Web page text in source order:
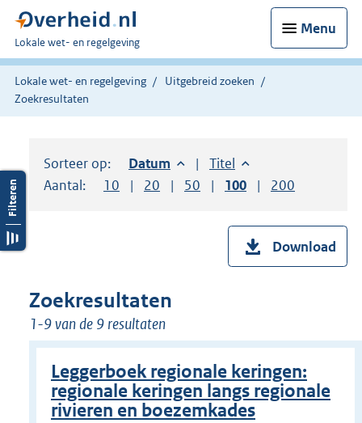
Menu
U
bent
hier:
Lokale wet- en regelgeving
Lokale wet- en regelgeving
Uitgebreid zoeken
Zoekresultaten
Sorteer op: Sorteer op:
Datum aflopendSorteer op:
Titel oplopend
Aantal:
Toon
10 resultaten per pagina
Toon
20 resultaten per pagina
Toon
50 resultaten per pagina
Toon
100 resultaten per
Toon
200
Download
Zoekresultaten
1-9 van de 9 resultaten
Leggerboek regionale keringen:
regionale keringen langs regionale
rivieren en boezemkades